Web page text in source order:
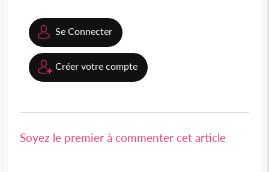
Se Connecter
Créer votre compte
Soyez le premier à commenter cet article